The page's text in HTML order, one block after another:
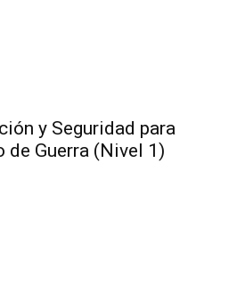
y Seguridad para
de Guerra (Nivel 1)